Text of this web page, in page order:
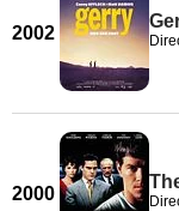
2002
2000